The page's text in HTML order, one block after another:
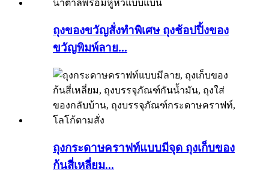
ถุงของขวัญสั่งทำพิเศษ ถุงช้อปปิ้งของ
ขวัญพิมพ์ลาย...
ถุงกระดาษคราฟท์แบบมีจุด ถุงเก็บของ
ก้นสี่เหลี่ยม...